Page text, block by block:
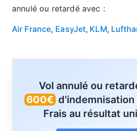
annulé ou retardé avec :
Air France, EasyJet, KLM,
Vol annulé ou
600€ d'indemnisation
Frais au résultat